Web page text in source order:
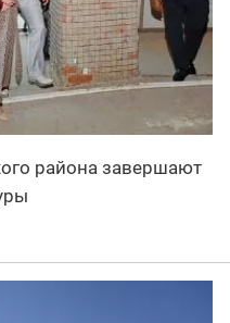
района завершают